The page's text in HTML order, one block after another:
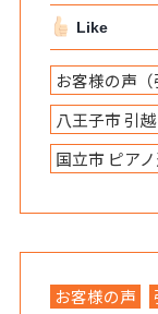
Like
お客様の声（
八王子市 引越
国立市 ピア
お客様の声